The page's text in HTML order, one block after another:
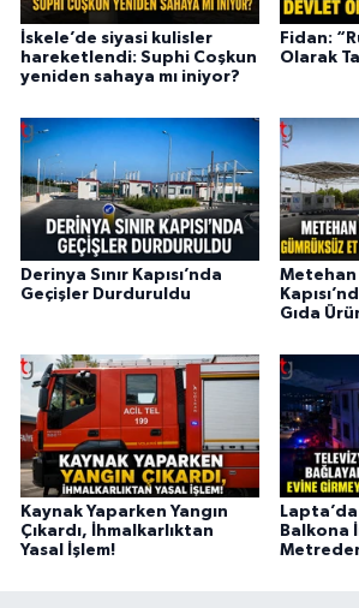
İskele’de siyasi kulisler
hareketlendi: Suphi Coşkun
yeniden sahaya mı iniyor?
Fidan:
Olarak
Derinya Sınır Kapısı’nda
Geçişler Durduruldu
Metehan
Gıda
Kaynak Yaparken Yangın
Çıkardı, İhmalkarlıktan
Yasal İşlem!
Balkona